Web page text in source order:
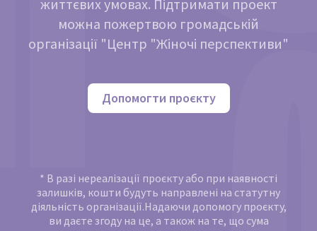
життєвих умовах. Підтримати проект
можна пожертвою громадській
організації "Центр "Жіночі перспективи"
Допомогти проєкту
* В разі нереалізації проєкту або при наявності
залишків, кошти будуть направлені на статутну
діяльність організації.Надаючи допомогу проєкту,
ви даєте згоду на це, а також на те, що сума